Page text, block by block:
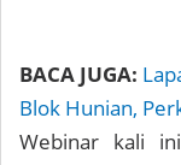
BACA JUGA:
Blok Hunian,
Webinar kali